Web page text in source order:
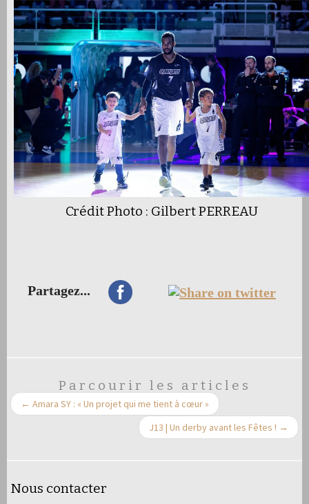
Crédit Photo : Gilbert PERREAU
Partagez...
Parcourir les articles
← Amara SY : « Un projet qui me tient à cœur »
J13 | Un derby avant les Fêtes ! →
Nous contacter